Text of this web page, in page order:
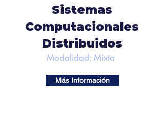
Sistemas
Computacionales
Distribuidos
Modalidad: Mixta
Más Información